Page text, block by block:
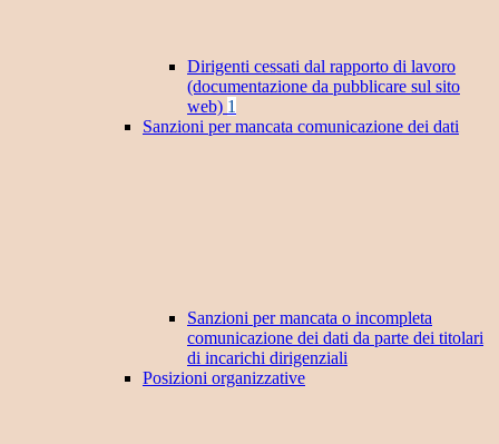
Dirigenti cessati dal rapporto di lavoro
(documentazione da pubblicare sul sito
web) 1
Sanzioni per mancata comunicazione dei dati
Sanzioni per mancata o incompleta
comunicazione dei dati da parte dei titolari
di incarichi dirigenziali
Posizioni organizzative